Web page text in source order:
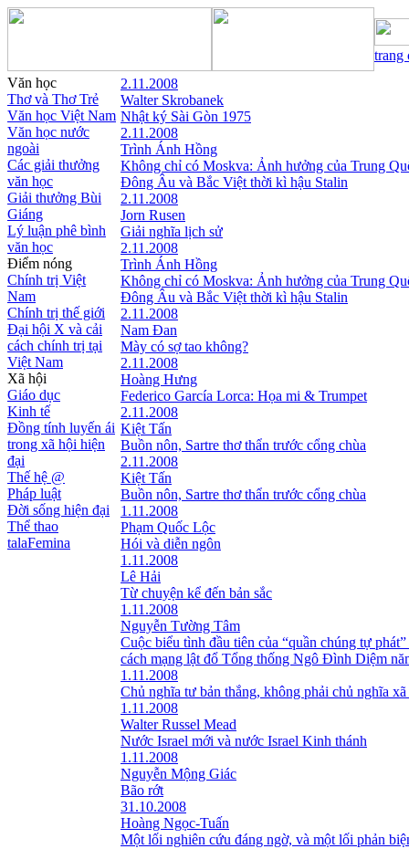
trang
Văn học
Thơ và Thơ Trẻ
Văn học Việt Nam
Văn học nước
ngoài
Các giải thưởng
văn học
Giải thưởng Bùi
Giáng
Lý luận phê bình
văn học
Điểm nóng
Chính trị Việt
Nam
Chính trị thế giới
Đại hội X và cải
cách chính trị tại
Việt Nam
Xã hội
Giáo dục
Kinh tế
Đồng tính luyến ái
trong xã hội hiện
đại
Thế hệ @
Pháp luật
Đời sống hiện đại
Thể thao
talaFemina
2.11.2008
Walter Skrobanek
Nhật ký Sài Gòn 1975
2.11.2008
Trình Ánh Hồng
Không chỉ có Moskva: Ảnh hưởng của Trung
Đông Âu và Bắc Việt thời kì hậu Stalin
2.11.2008
Jorn Rusen
Giải nghĩa lịch sử
2.11.2008
Trình Ánh Hồng
Không chỉ có Moskva: Ảnh hưởng của Trung
Đông Âu và Bắc Việt thời kì hậu Stalin
2.11.2008
Nam Đan
Mày có sợ tao không?
2.11.2008
Hoàng Hưng
Federico García Lorca: Họa mi & Trumpet
2.11.2008
Kiệt Tấn
Buồn nôn, Sartre thơ thẩn trước cổng chùa
2.11.2008
Kiệt Tấn
Buồn nôn, Sartre thơ thẩn trước cổng chùa
1.11.2008
Phạm Quốc Lộc
Hói và diễn ngôn
1.11.2008
Lê Hải
Từ chuyện kể đến bản sắc
1.11.2008
Nguyễn Tường Tâm
Cuộc biểu tình đầu tiên của “quần chúng tự
cách mạng lật đổ Tổng thống Ngô Đình Diệm
1.11.2008
Chủ nghĩa tư bản thắng, không phải chủ nghĩa
1.11.2008
Walter Russel Mead
Nước Israel mới và nước Israel Kinh thánh
1.11.2008
Nguyễn Mộng Giác
Bão rớt
31.10.2008
Hoàng Ngọc-Tuấn
Một lối nghiên cứu đáng ngờ, và một lối phản